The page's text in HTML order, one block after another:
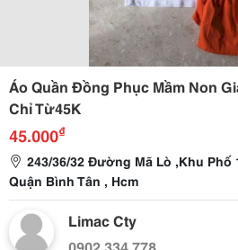
Áo Quần Đồng Phục Mầm Non
Chỉ Từ45K
45.000₫
243/36/32 Đường Mã Lò ,Khu Phố
Quận Bình Tân , Hcm
Limac Cty